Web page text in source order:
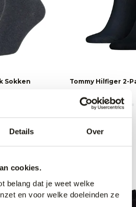
Details Over
cookies.
belang dat je weet welke
en voor welke doeleinden ze
Sokken
Tommy Hilfiger 2-